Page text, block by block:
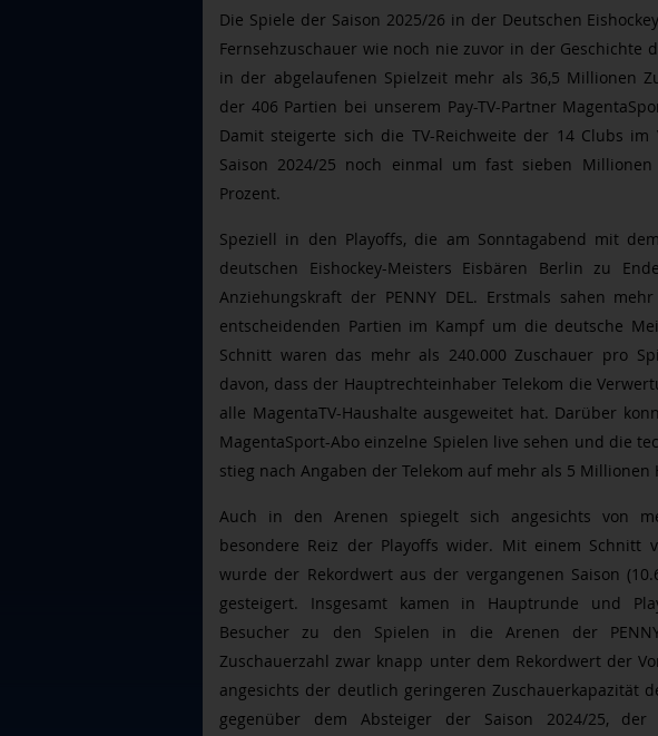
Die Spiele der Saison 2025/26 in der Deutschen
Fernsehzuschauer wie noch nie zuvor in der Geschichte
in der abgelaufenen Spielzeit mehr als 36,5 Millionen
der 406 Partien bei unserem Pay-TV-Partner
Damit steigerte sich die TV-Reichweite der 14 Clubs
Saison 2024/25 noch einmal um fast sieben
Prozent.
Speziell in den Playoffs, die am Sonntagabend mit
deutschen Eishockey-Meisters Eisbären Berlin zu
Anziehungskraft der PENNY DEL. Erstmals sahen
entscheidenden Partien im Kampf um die deutsche
Schnitt waren das mehr als 240.000 Zuschauer pro
davon, dass der Hauptrechteinhaber Telekom die
alle MagentaTV-Haushalte ausgeweitet hat. Darüber
MagentaSport-Abo einzelne Spielen live sehen und die
stieg nach Angaben der Telekom auf mehr als 5 Millionen
Auch in den Arenen spiegelt sich angesichts von
besondere Reiz der Playoffs wider. Mit einem Schnitt
wurde der Rekordwert aus der vergangenen Saison
gesteigert. Insgesamt kamen in Hauptrunde und
Besucher zu den Spielen in die Arenen der
Zuschauerzahl zwar knapp unter dem Rekordwert der
angesichts der deutlich geringeren Zuschauerkapazität
gegenüber dem Absteiger der Saison 2024/25,